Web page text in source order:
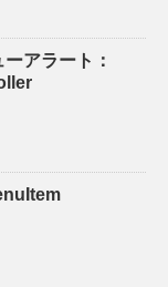
アラート：